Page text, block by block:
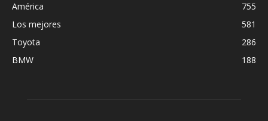
América
755
Los mejores
581
Toyota
286
BMW
188